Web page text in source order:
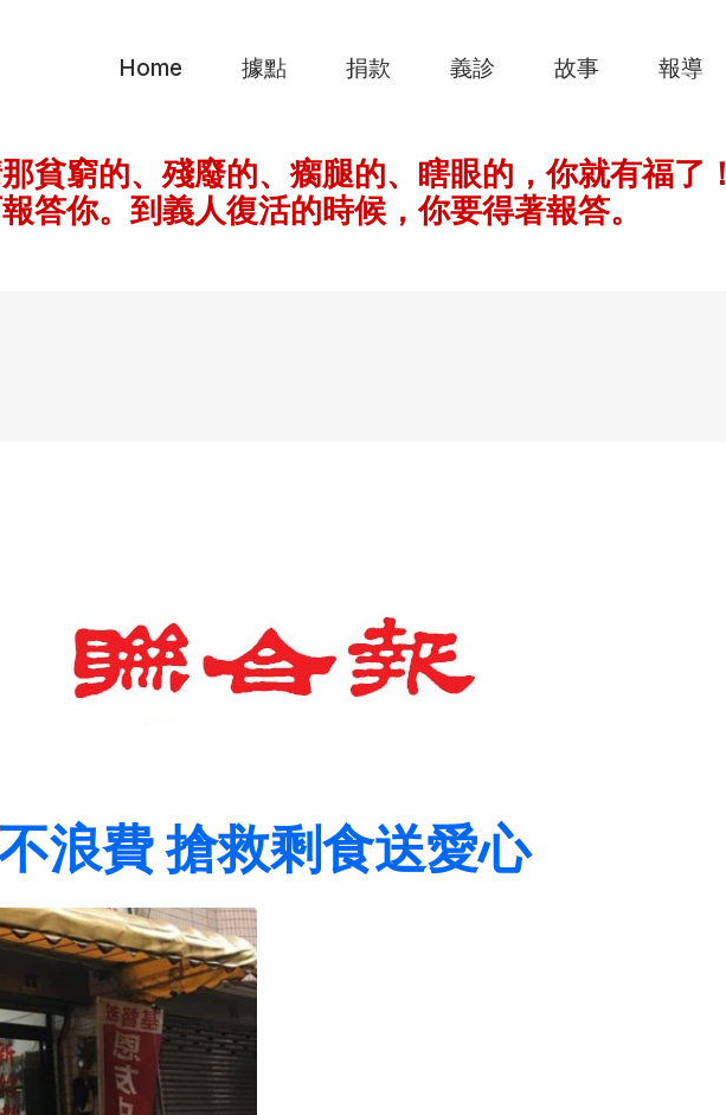
Home 據點 捐款 義診 故事 報導
貧窮的、殘廢的、瘸腿的、瞎眼的，你就有福了！
答你。到義人復活的時候，你要得著報答。
浪費 搶救剩食送愛心